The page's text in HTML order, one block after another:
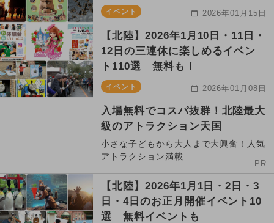
イベント 2026年01月15日
【北陸】2026年1月10日・11日・
12日の三連休に楽しめるイベン
ト110選 無料も！
イベント 2026年01月08日
入場無料でコスパ抜群！北陸最大
級のアトラクション天国
小さな子どもから大人まで大興奮！人気
アトラクション満載
PR
【北陸】2026年1月1日・2日・3
日・4日のお正月開催イベント10
選 無料イベントも